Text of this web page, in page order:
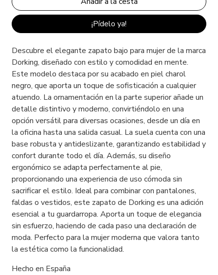
¡Pídelo ya!
Descubre el elegante zapato bajo para mujer de la marca
Dorking, diseñado con estilo y comodidad en mente.
Este modelo destaca por su acabado en piel charol
negro, que aporta un toque de sofisticación a cualquier
atuendo. La ornamentación en la parte superior añade un
detalle distintivo y moderno, convirtiéndolo en una
opción versátil para diversas ocasiones, desde un día en
la oficina hasta una salida casual. La suela cuenta con una
base robusta y antideslizante, garantizando estabilidad y
confort durante todo el día. Además, su diseño
ergonómico se adapta perfectamente al pie,
proporcionando una experiencia de uso cómoda sin
sacrificar el estilo. Ideal para combinar con pantalones,
faldas o vestidos, este zapato de Dorking es una adición
esencial a tu guardarropa. Aporta un toque de elegancia
sin esfuerzo, haciendo de cada paso una declaración de
moda. Perfecto para la mujer moderna que valora tanto
la estética como la funcionalidad.
Hecho en España